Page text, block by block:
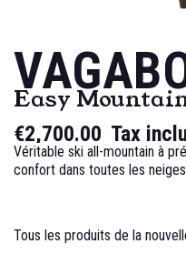
Easy
€2,700.00 Tax
Véritable ski all-mountain à
confort dans toutes les
Tous les produits de la